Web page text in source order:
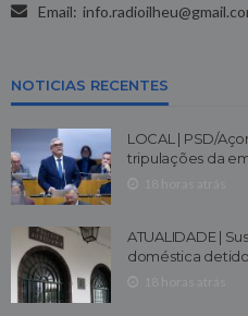
Email:
NOTICIAS RECENTES
LOCAL | PSD/
tripulações da
ATUALIDADE |
doméstica